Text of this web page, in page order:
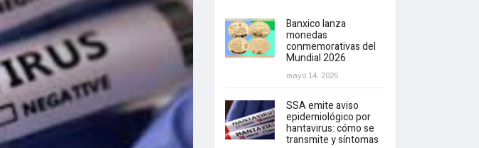
Banxico lanza
monedas
conmemorativas del
Mundial 2026
mayo 14, 2026
SSA emite aviso
epidemiológico por
hantavirus: cómo se
transmite y síntomas